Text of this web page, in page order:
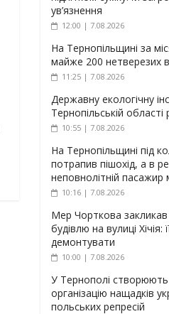
ув’язнення
12:00 | 7.08.2026
На Тернопільщині за
майже 200 нетверезих
11:25 | 7.08.2026
Державну екологічну
Тернопільській області
10:55 | 7.08.2026
На Тернопільщині під
потрапив пішохід, а в
неповнолітній пасажир
10:16 | 7.08.2026
Мер Чорткова закликав
будівлю на вулиці Хічія:
демонтувати
10:00 | 7.08.2026
У Тернополі створюють
організацію нащадків
польських репресій